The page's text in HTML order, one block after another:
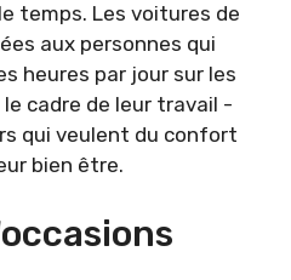
temps. Les voitures de
aux personnes qui
heures par jour sur les
cadre de leur travail -
qui veulent du confort
bien être.